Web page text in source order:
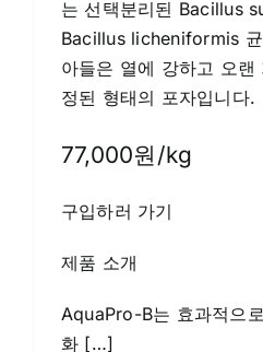
는 선택분리된 Bacillus
Bacillus licheniformis
아들은 열에 강하고 오
정된 형태의 포자입니다.
77,000원/kg
구입하러 가기
제품 소개
AquaPro-B는 효과적으
화 […]